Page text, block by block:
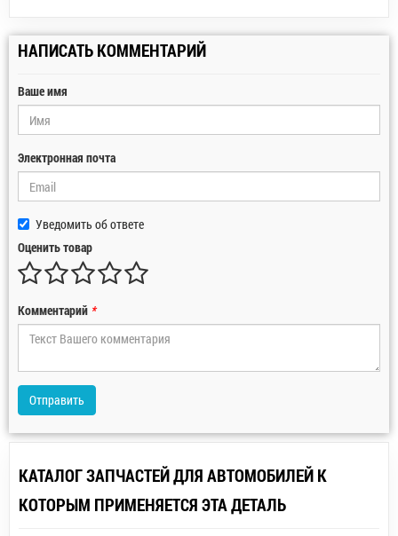
НАПИСАТЬ КОММЕНТАРИЙ
Ваше имя
Электронная почта
Уведомить об ответе
Оценить товар
Комментарий *
Отправить
КАТАЛОГ ЗАПЧАСТЕЙ ДЛЯ АВТОМОБИЛЕЙ К
КОТОРЫМ ПРИМЕНЯЕТСЯ ЭТА ДЕТАЛЬ